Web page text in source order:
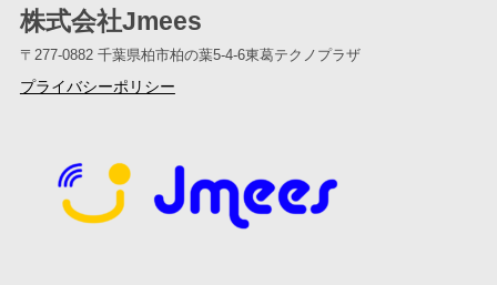
株式会社Jmees
〒277-0882 千葉県柏市柏の葉5-4-6東葛テクノプラザ
プライバシーポリシー